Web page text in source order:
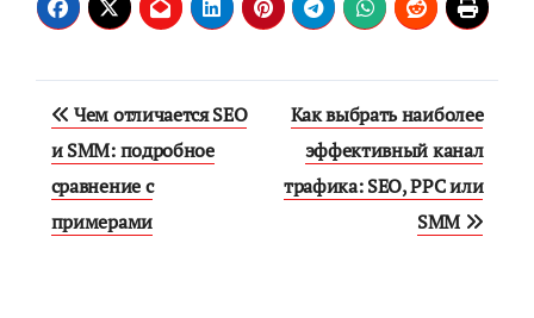
Навигация
по
записям
Чем отличается SEO
и SMM: подробное
сравнение с
примерами
Как выбрать наиболее
эффективный канал
трафика: SEO, PPC или
SMM